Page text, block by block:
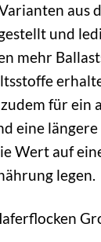
aus
und
mehr
für ein
eine längere
Wert auf
legen.